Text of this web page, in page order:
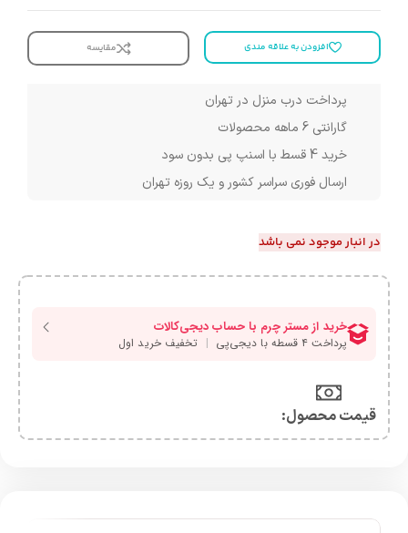
افزودن به علاقه مندی مقایسه
پرداخت درب منزل در تهران
گارانتی 6 ماهه محصولات
خرید 4 قسط با اسنپ پی بدون سود
ارسال فوری سراسر کشور و یک روزه تهران
در انبار موجود نمی باشد
قیمت محصول:​